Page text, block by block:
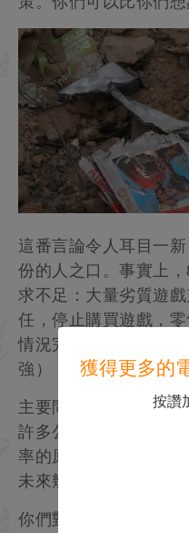
這番言論令人耳目一
份的人之口。事實上
求不足：大量劣質遊
任，停止購買遊戲，
情況完全不同——需求
強），收入仍在持續
主要問題在於開發成
許多公司（包括
率的原因。但只要有
未來幾年在這方面會
你們對此怎麽看呢，
獲得更多的
按讚